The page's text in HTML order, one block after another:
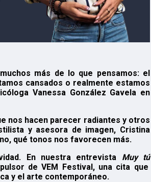
más de lo que pensamos: el
cansados o realmente estamos
Vanessa González Gavela en
nos hacen parecer radiantes y otros
y asesora de imagen, Cristina
qué tonos nos favorecen más.
En nuestra entrevista Muy tú
de VEM Festival, una cita que
y el arte contemporáneo.